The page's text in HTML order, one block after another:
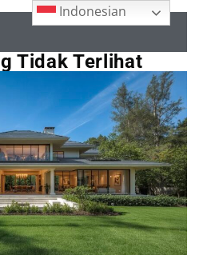
Tidak Terlihat
Indonesian